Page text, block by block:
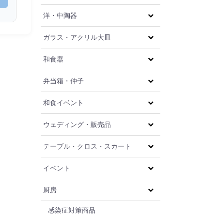
洋・中陶器
ガラス・アクリル大皿
和食器
弁当箱・仲子
和食イベント
ウェディング・販売品
テーブル・クロス・スカート
イベント
厨房
感染症対策商品